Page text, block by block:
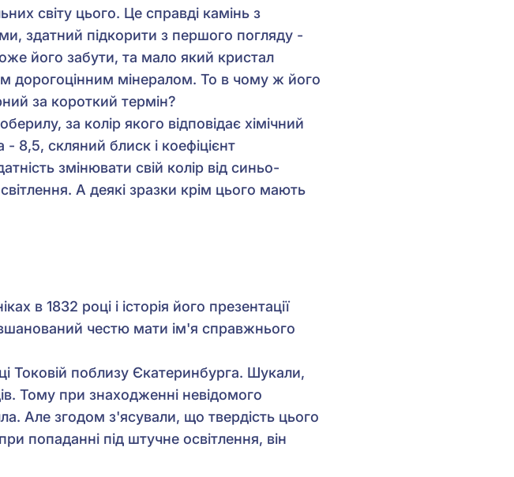
світу цього. Це справді камінь з
здатний підкорити з першого погляду -
його забути, та мало який кристал
дорогоцінним мінералом. То в чому ж його
за короткий термін?
за колір якого відповідає хімічний
8,5, скляний блиск і коефіцієнт
змінювати свій колір від синьо-
А деякі зразки крім цього мають
в 1832 році і історія його презентації
честю мати ім'я справжнього
Токовій поблизу Єкатеринбурга. Шукали,
Тому при знаходженні невідомого
Але згодом з'ясували, що твердість цього
попаданні під штучне освітлення, він